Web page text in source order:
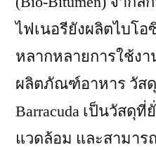
ไฟเนอรียังผลิตไบโ
หลากหลายการใช้ง
ผลิตภัณฑ์อาหาร วัส
Barracuda เป็นวัสดุ
แวดล้อม และสามาร